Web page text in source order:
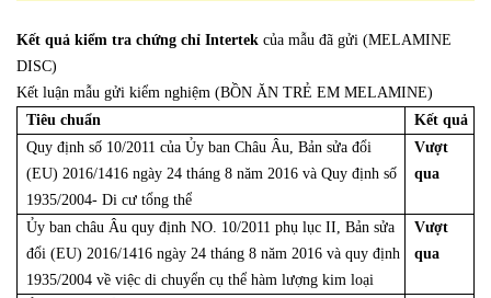
Kết quả kiểm tra chứng chỉ Intertek của mẫu đã gửi (MELAMINE
DISC)
Kết luận mẫu gửi kiểm nghiệm (BỒN ĂN TRẺ EM MELAMINE)
Tiêu chuẩn
Kết quả
Quy định số 10/2011 của Ủy ban Châu Âu, Bản sửa đổi
(EU) 2016/1416 ngày 24 tháng 8 năm 2016 và Quy định số
1935/2004- Di cư tổng thể
Vượt
qua
Ủy ban châu Âu quy định NO. 10/2011 phụ lục II, Bản sửa
đổi (EU) 2016/1416 ngày 24 tháng 8 năm 2016 và quy định
1935/2004 về việc di chuyển cụ thể hàm lượng kim loại
Vượt
qua